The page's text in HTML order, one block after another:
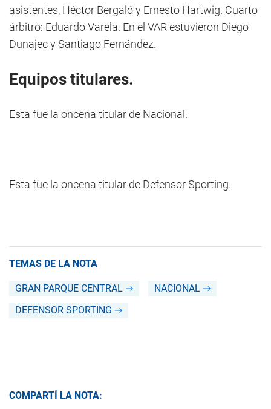
asistentes, Héctor Bergaló y Ernesto Hartwig. Cuarto
árbitro: Eduardo Varela. En el VAR estuvieron Diego
Dunajec y Santiago Fernández.
Equipos titulares.
Esta fue la oncena titular de Nacional.
Esta fue la oncena titular de Defensor Sporting.
TEMAS DE LA NOTA
GRAN PARQUE CENTRAL
NACIONAL
DEFENSOR SPORTING
COMPARTÍ LA NOTA: